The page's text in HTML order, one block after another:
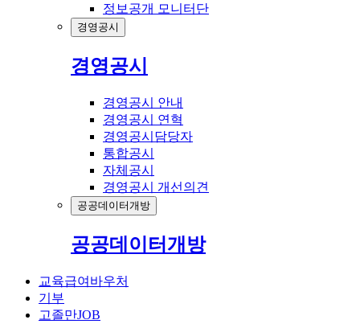
정보공개 모니터단
경영공시
경영공시
경영공시 안내
경영공시 연혁
경영공시담당자
통합공시
자체공시
경영공시 개선의견
공공데이터개방
공공데이터개방
교육급여바우처
기부
고졸만JOB